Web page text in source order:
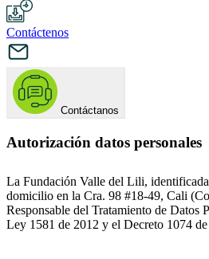
Contáctenos
Contáctanos
Autorización datos personales
La Fundación Valle del Lili,
domicilio en la Cra. 98 #18-49, Cali
Responsable del Tratamiento de Datos
Ley 1581 de 2012 y el Decreto 1074